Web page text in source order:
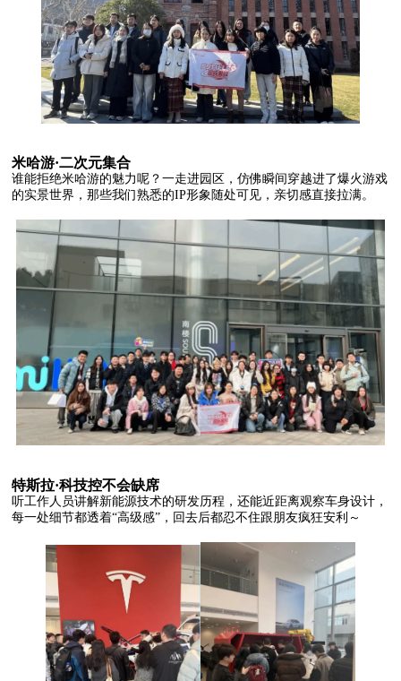
米哈游·二次元集合
谁能拒绝米哈游的魅力呢？一走进园区，仿佛瞬间穿越进了爆火游戏
的实景世界，那些我们熟悉的IP形象随处可见，亲切感直接拉满。
特斯拉·科技控不会缺席
听工作人员讲解新能源技术的研发历程，还能近距离观察车身设计，
每一处细节都透着“高级感”，回去后都忍不住跟朋友疯狂安利～